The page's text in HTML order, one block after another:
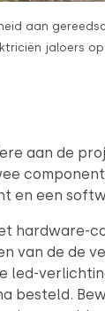
aan
jaloers op
aan de
en een
hardware-
van de de
led-
besteld.